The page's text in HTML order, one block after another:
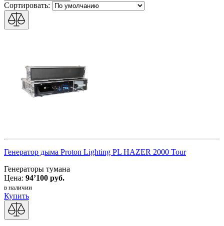
Сортировать:
Генератор дыма Proton Lighting PL HAZER 2000 Tour
Генераторы тумана
Цена: 94’100 руб.
в наличии
Купить